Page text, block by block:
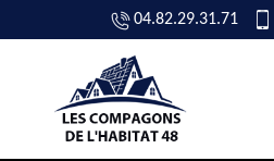
04.82.29.31.71